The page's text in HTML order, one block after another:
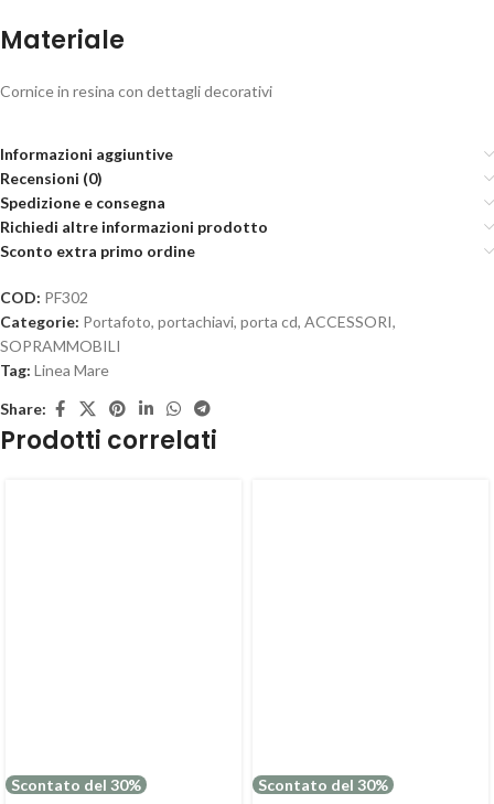
Materiale
Cornice in resina con dettagli decorativi
Informazioni aggiuntive
Recensioni (0)
Spedizione e consegna
Richiedi altre informazioni prodotto
Sconto extra primo ordine
COD: PF302
Categorie: Portafoto, portachiavi, porta cd, ACCESSORI,
SOPRAMMOBILI
Tag: Linea Mare
Share:
Prodotti correlati
Scontato del 30% Scontato del 30%